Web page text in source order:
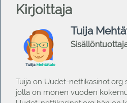
Kirjoittaja
Tuija
Tuija on Uudet-nettikasinot.org
jolla on monen vuoden